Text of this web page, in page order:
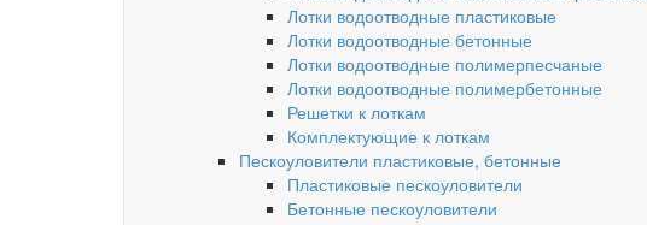
Лотки водоотводные пластиковые
Лотки водоотводные бетонные
Лотки водоотводные полимерпесчаные
Лотки водоотводные полимербетонные
Решетки к лоткам
Комплектующие к лоткам
Пескоуловители пластиковые, бетонные
Пластиковые пескоуловители
Бетонные пескоуловители